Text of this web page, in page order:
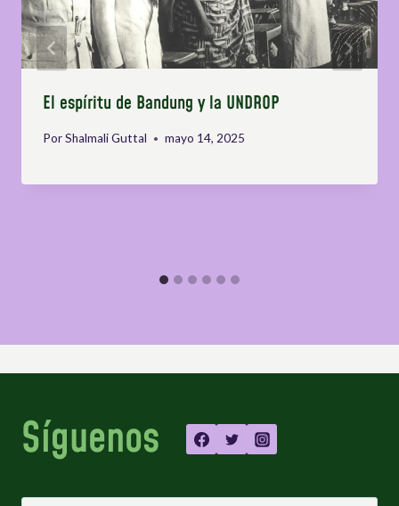
El espíritu de Bandung y la UNDROP
PorShalmali Guttal mayo 14, 2025
Síguenos